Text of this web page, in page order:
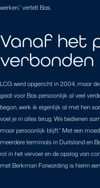
werken,” vertelt Bas.
Vanaf het
verbonden
LCG werd opgericht in 2004, maar
gaat voor Bas persoonlijk al veel
begon, werk ik eigenlijk al met hen
voel je in alles terug. We bedienen
maar persoonlijk blijft.” Met een
meerdere terminals in Duitsland en
rol in het vervoer en de opslag van
met Berkman Forwarding is hierin